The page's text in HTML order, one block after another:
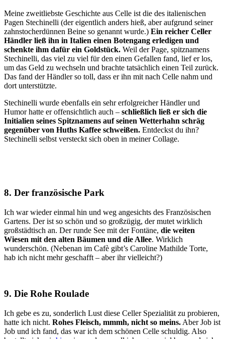
Meine zweitliebste Geschichte aus Celle ist die des italienischen
Pagen Stechinelli (der eigentlich anders hieß, aber aufgrund seiner
zahnstocherdünnen Beine so genannt wurde.) Ein reicher Celler
Händler ließ ihn in Italien einen Botengang erledigen und
schenkte ihm dafür ein Goldstück. Weil der Page, spitznamens
Stechinelli, das viel zu viel für den einen Gefallen fand, lief er los,
um das Geld zu wechseln und brachte tatsächlich einen Teil zurück.
Das fand der Händler so toll, dass er ihn mit nach Celle nahm und
dort unterstützte.
Stechinelli wurde ebenfalls ein sehr erfolgreicher Händler und
Humor hatte er offensichtlich auch – schließlich ließ er sich die
Initialien seines Spitznamens auf seinen Wetterhahn schräg
gegenüber von Huths Kaffee schweißen. Entdeckst du ihn?
Stechinelli selbst versteckt sich oben in meiner Collage.
8. Der französische Park
Ich war wieder einmal hin und weg angesichts des Französischen
Gartens. Der ist so schön und so großzügig, der mutet wirklich
großstädtisch an. Der runde See mit der Fontäne, die weiten
Wiesen mit den alten Bäumen und die Allee. Wirklich
wunderschön. (Nebenan im Cafè gibt’s Caroline Mathilde Torte,
hab ich nicht mehr geschafft – aber ihr vielleicht?)
9. Die Rohe Roulade
Ich gebe es zu, sonderlich Lust diese Celler Spezialität zu probieren,
hatte ich nicht. Rohes Fleisch, mmmh, nicht so meins. Aber Job ist
Job und ich fand, das war ich dem schönen Celle schuldig. Also